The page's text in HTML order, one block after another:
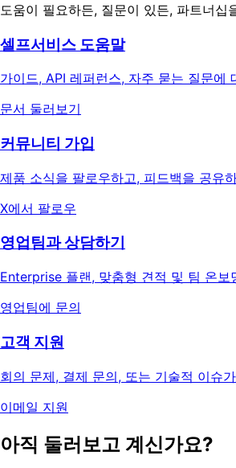
도움이 필요하든, 질문이 있든, 파트너
셀프서비스 도움말
가이드, API 레퍼런스, 자주 묻는 질문
문서 둘러보기
커뮤니티 가입
제품 소식을 팔로우하고, 피드백을 공유
X에서 팔로우
영업팀과 상담하기
Enterprise 플랜, 맞춤형 견적 및 팀 온
영업팀에 문의
고객 지원
회의 문제, 결제 문의, 또는 기술적 이슈
이메일 지원
아직 둘러보고 계신가요?